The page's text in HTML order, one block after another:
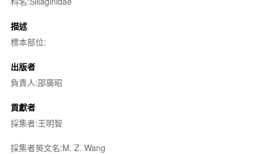
描述
標本部位:
出版者
負責人:邵廣昭
貢獻者
採集者:王明智
採集者英文名:M. Z. Wang